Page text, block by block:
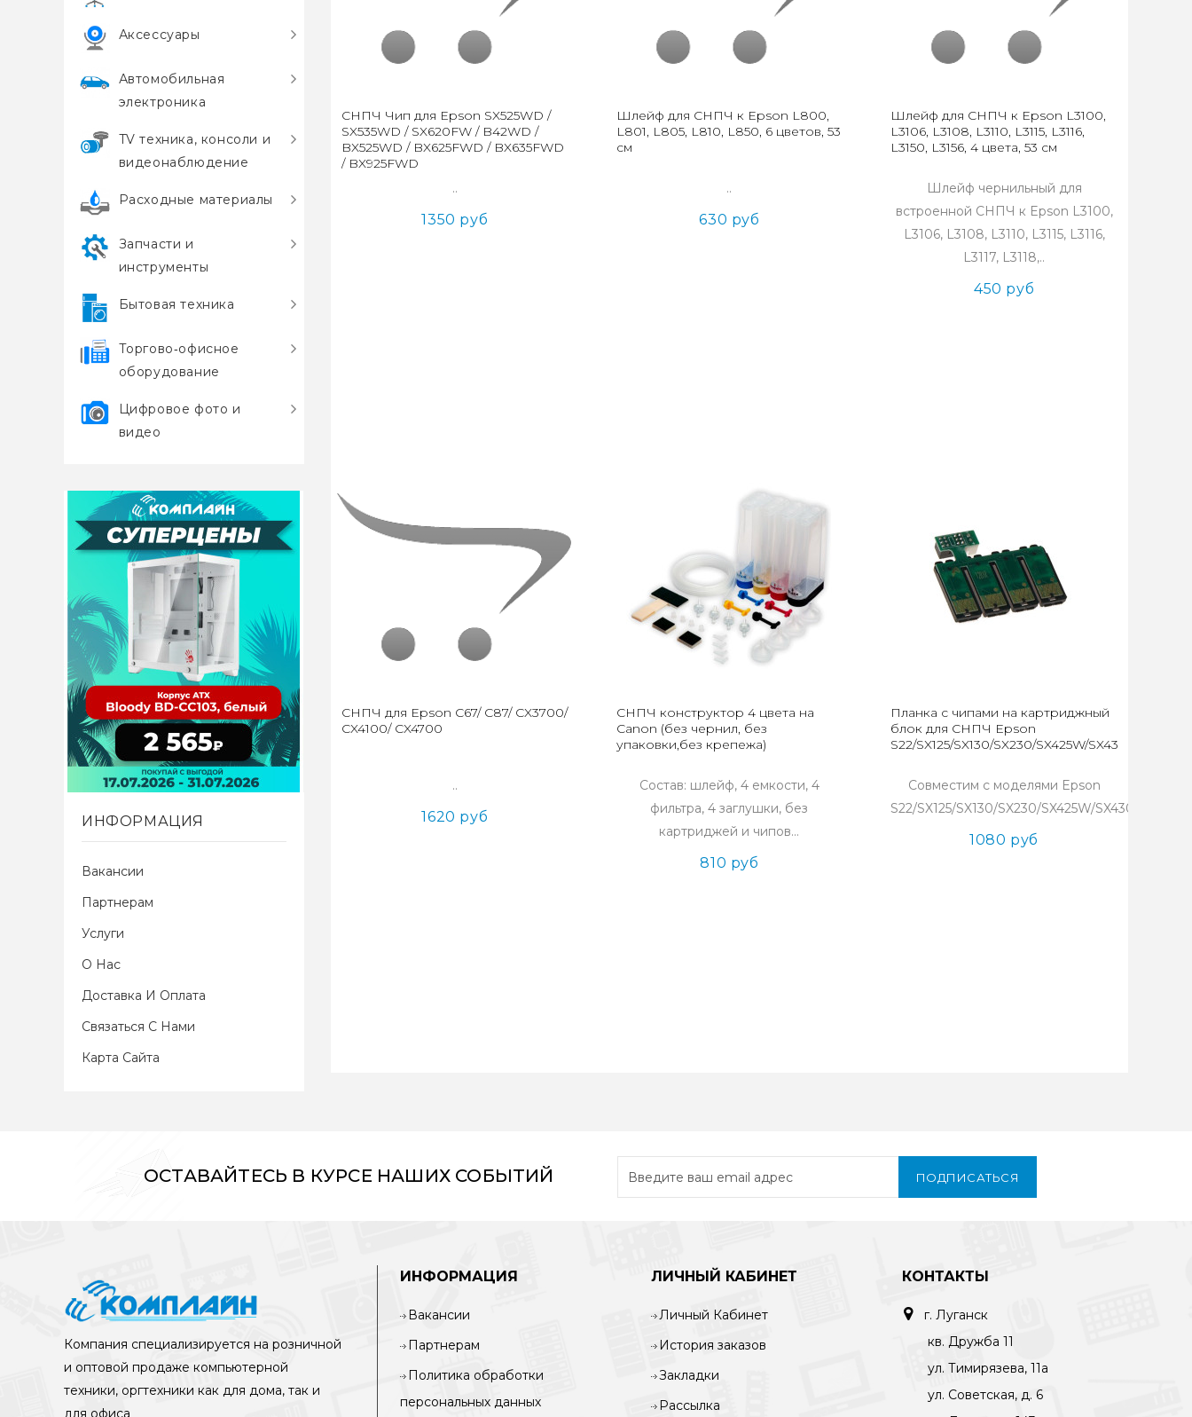
Аксессуары
Автомобильная
электроника
TV техника, консоли и
видеонаблюдение
Расходные материалы
Запчасти и
инструменты
Бытовая техника
Торгово‑офисное
оборудование
Цифровое фото и
видео
ИНФОРМАЦИЯ
Вакансии
Партнерам
Услуги
О Нас
Доставка И Оплата
Связаться С Нами
Карта Сайта
СНПЧ Чип для Epson SX525WD /
SX535WD / SX620FW / B42WD /
BX525WD / BX625FWD / BX635FWD
/ BX925FWD
..
1350 руб
Шлейф для СНПЧ к Epson L800,
L801, L805, L810, L850, 6 цветов, 53
см
..
630 руб
Шлейф для СНПЧ к Epson L3100,
L3106, L3108, L3110, L3115, L3116,
L3150, L3156, 4 цвета, 53 см
Шлейф чернильный для
встроенной СНПЧ к Epson L3100,
L3106, L3108, L3110, L3115, L3116,
L3117, L3118,..
450 руб
СНПЧ для Epson C67/ C87/ CX3700/
CX4100/ CX4700
..
1620 руб
СНПЧ конструктор 4 цвета на
Canon (без чернил, без
упаковки,без крепежа)
Состав: шлейф, 4 емкости, 4
фильтра, 4 заглушки, без
картриджей и чипов...
810 руб
Планка с чипами на картриджный
блок для СНПЧ Epson
S22/SX125/SX130/SX230/SX425W/SX430W/
Совместим с моделями Epson
S22/SX125/SX130/SX230/SX425W/SX430W/
1080 руб
ОСТАВАЙТЕСЬ В КУРСЕ НАШИХ СОБЫТИЙ ПОДПИСАТЬСЯ
Компания специализируется на розничной
и оптовой продаже компьютерной
техники, оргтехники как для дома, так и
для офиса
ИНФОРМАЦИЯ
Вакансии
Партнерам
Политика обработки
персональных данных
ЛИЧНЫЙ КАБИНЕТ
Личный Кабинет
История заказов
Закладки
Рассылка
КОНТАКТЫ
г. Луганск
кв. Дружба 11
ул. Тимирязева, 11а
ул. Советская, д. 6